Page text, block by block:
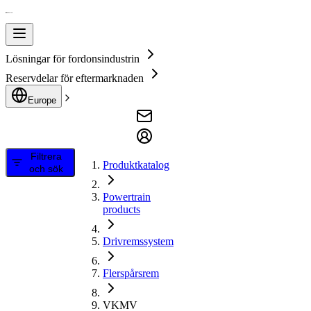
Lösningar för fordonsindustrin
Reservdelar för eftermarknaden
Europe
Filtrera
och sök
Produktkatalog
Powertrain
products
Drivremssystem
Flerspårsrem
VKMV